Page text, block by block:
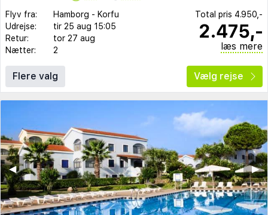
Flyv fra: Hamborg - Korfu
Udrejse:
tir 25 aug 15:05
Retur:
tor 27 aug
Nætter:
2
Total pris 4.950,-
2.475,-
læs mere
Flere valg Vælg rejse
▶︎
◀︎